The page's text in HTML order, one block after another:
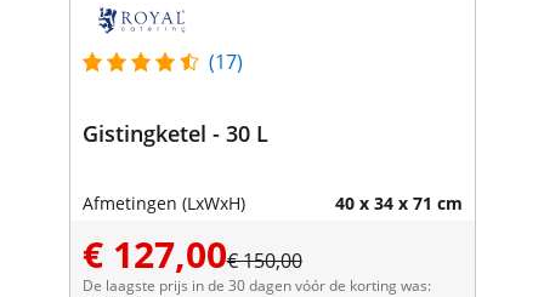
(17)
Gistingketel - 30 L
Afmetingen (LxWxH) 40 x 34 x 71 cm
€ 127,00€ 150,00
De laagste prijs in de 30 dagen vóór de korting was: